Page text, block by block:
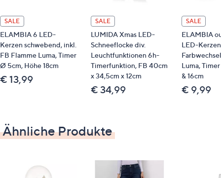
Dual-Timerfunktion
aus Echtwachs
Luma-Flamme
3-Wege-Schalter (an mit 4-Stunden-
Timer/aus/an mit 8-Stunden-Timer)
Brenndauer: 1.000 Stunden pro Kerze
es werden 4 AA-Batterien benötigt
Kerze 1: Durchmesser: 10 cm, Höhe: 12 cm
SALE
ELAMBIA 6 LED-
Kerzen schwebend, inkl.
FB Flamme Luma, Timer
Ø 5cm, Höhe 18cm
€ 13,99
SALE
LUMIDA Xmas LED-
Schneeflocke div.
Leuchtfunktionen 6h-
Timerfunktion, FB 40cm
x 34,5cm x 12cm
€ 34,99
SALE
ELAMBIA
LED-
Luma, Timer
& 16cm
€ 9,99
Ähnliche Produkte